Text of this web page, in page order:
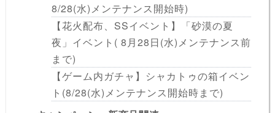
8/28(水)メンテナンス開始時)
【花火配布、SSイベント】「砂漠の夏
夜」イベント( 8月28日(水)メンテナンス前
まで)
【ゲーム内ガチャ】シャカトゥの箱イベン
ト(8/28(水)メンテナンス開始時まで)